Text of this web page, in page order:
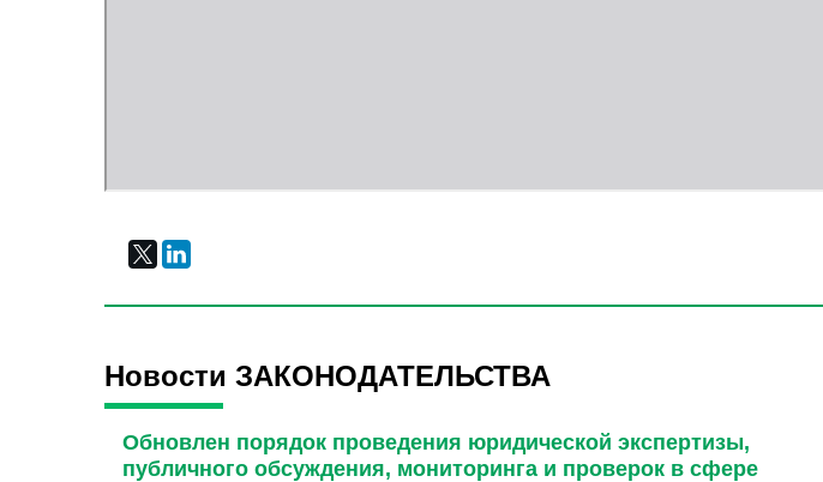
Новости ЗАКОНОДАТЕЛЬСТВА
Обновлен порядок проведения юридической экспертизы,
публичного обсуждения, мониторинга и проверок в сфере